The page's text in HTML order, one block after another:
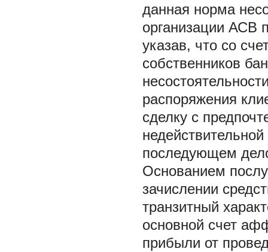
данная норма
организации АСВ
указав, что со
собственников
распоряжения
сделку с
последующем
Основанием
зачислении
транзитный
основной счет
прибыли от